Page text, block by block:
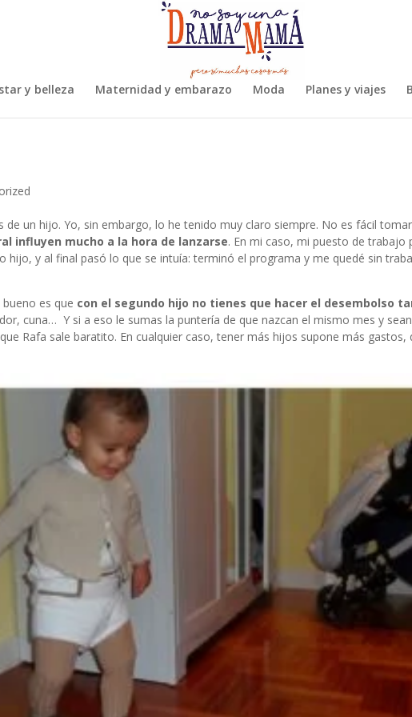
y belleza Maternidad y embarazo Moda Planes y viajes
un hijo. Yo, sin embargo, lo he tenido muy claro siempre. No es fácil
influyen mucho a la hora de lanzarse. En mi caso, mi puesto de trabajo
hijo, y al final pasó lo que se intuía: terminó el programa y me quedé sin
es que con el segundo hijo no tienes que hacer el desembolso
cuna… Y si a eso le sumas la puntería de que nazcan el mismo mes y
Rafa sale baratito. En cualquier caso, tener más hijos supone más gastos,